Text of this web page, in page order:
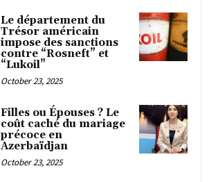
Le département du
Trésor américain
impose des sanctions
contre “Rosneft” et
“Lukoil”
October 23, 2025
Filles ou Épouses ? Le
coût caché du mariage
précoce en
Azerbaïdjan
October 23, 2025